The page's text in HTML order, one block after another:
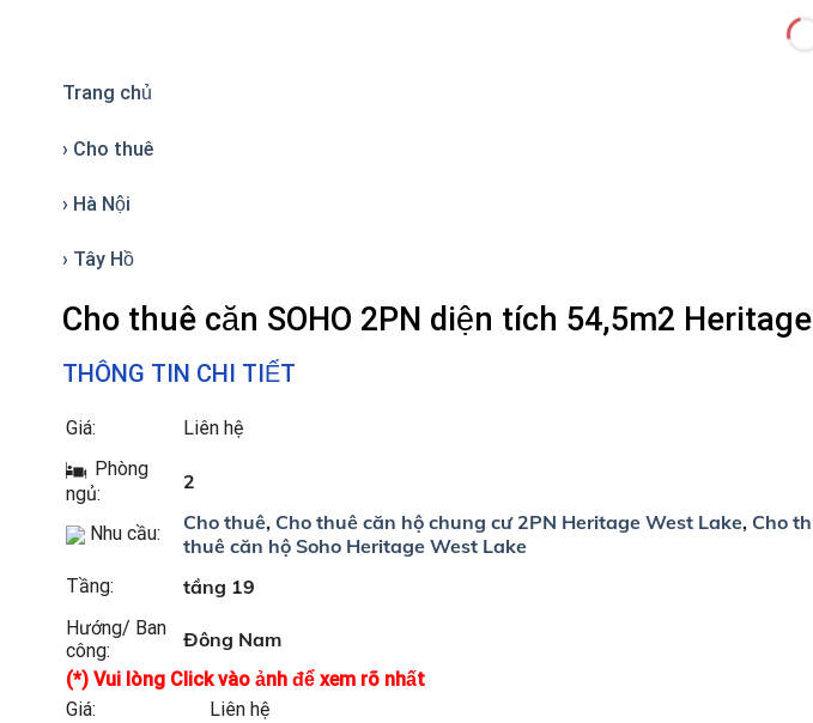
Trang chủ
› Cho thuê
› Hà Nội
› Tây Hồ
Cho thuê căn SOHO 2PN diện tích 54,5m2
THÔNG TIN CHI TIẾT
Giá: Liên hệ
Phòng
ngủ:
2
Nhu cầu: Cho thuê, Cho thuê căn hộ chung cư 2PN Heritage West Lake, Cho
thuê căn hộ Soho Heritage West Lake
Tầng: tầng 19
Hướng/ Ban
công:
Đông Nam
(*) Vui lòng Click vào ảnh để xem rõ nhất
Giá:
Liên hệ